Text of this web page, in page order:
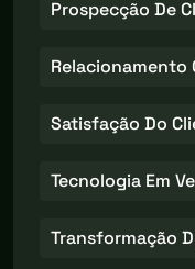
Prospecção De
Relacionamento
Satisfação Do
Tecnologia Em
Transformação